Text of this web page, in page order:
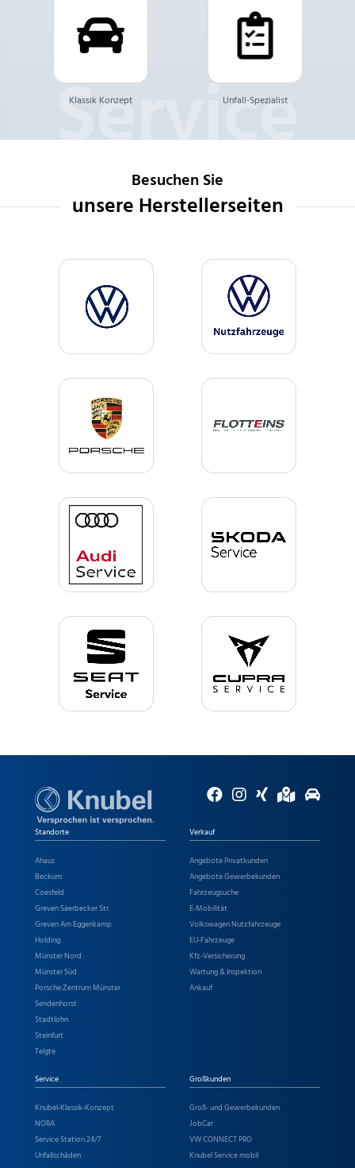
Klassik Konzept Unfall-Spezialist
Besuchen Sie
unsere Herstellerseiten
Standorte
Ahaus
Beckum
Coesfeld
Greven Saerbecker Str.
Greven Am Eggenkamp
Holding
Münster Nord
Münster Süd
Porsche Zentrum Münster
Sendenhorst
Stadtlohn
Steinfurt
Telgte
Verkauf
Angebote Privatkunden
Angebote Gewerbekunden
Fahrzeugsuche
E-Mobilität
Volkswagen Nutzfahrzeuge
EU-Fahrzeuge
Kfz-Versicherung
Wartung & Inspektion
Ankauf
Service
Knubel-Klassik-Konzept
NORA
Service Station 24/7
Unfallschäden
Großkunden
Groß- und Gewerbekunden
JobCar
VW CONNECT PRO
Knubel Service mobil